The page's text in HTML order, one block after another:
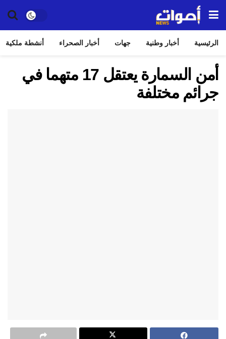
الرئيسية أخبار وطنية جهات أخبار الصحراء أنشطة ملكية
أمن السمارة يعتقل 17 متهما في
جرائم مختلفة